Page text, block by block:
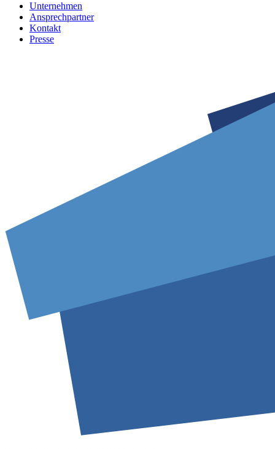
Unternehmen
Ansprechpartner
Kontakt
Presse